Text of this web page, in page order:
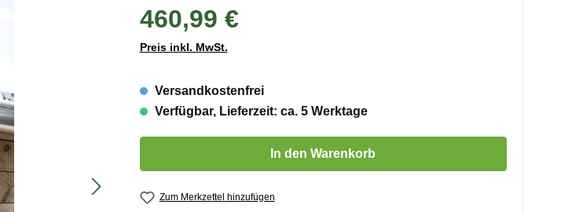
460,99 €
Preis inkl. MwSt.
Versandkostenfrei
Verfügbar, Lieferzeit: ca. 5 Werktage
Produkt Anzahl: Gib den gewünschten Wert ein oder benutze die Schaltflächen um
In den Warenkorb
Zum Merkzettel hinzufügen